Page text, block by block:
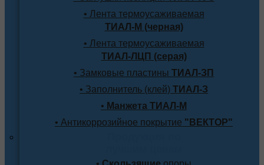
• Лента термоусаживаемая
ТИАЛ-М (черная)
• Лента термоусаживаемая
ТИАЛ-ЛЦП (серая)
• Замковые пластины ТИАЛ-ЗП
• Заполнитель (клей) ТИАЛ-З
• Манжета ТИАЛ-М
• Антикоррозийное покрытие "ВЕКТОР"